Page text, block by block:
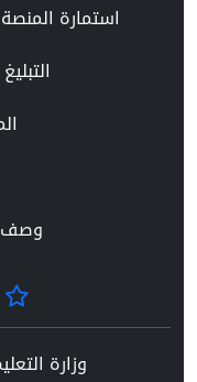
استمارة
وصف
وزارة